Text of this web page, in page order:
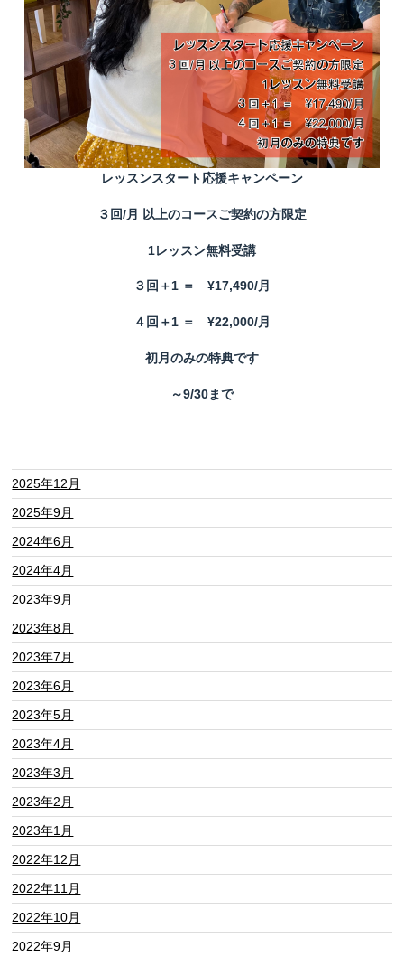
レッスンスタート応援キャンペーン
３回/月 以上のコースご契約の方限定
1レッスン無料受講
３回＋1 ＝ ¥17,490/月
４回＋1 ＝ ¥22,000/月
初月のみの特典です
～9/30まで
2025年12月
2025年9月
2024年6月
2024年4月
2023年9月
2023年8月
2023年7月
2023年6月
2023年5月
2023年4月
2023年3月
2023年2月
2023年1月
2022年12月
2022年11月
2022年10月
2022年9月